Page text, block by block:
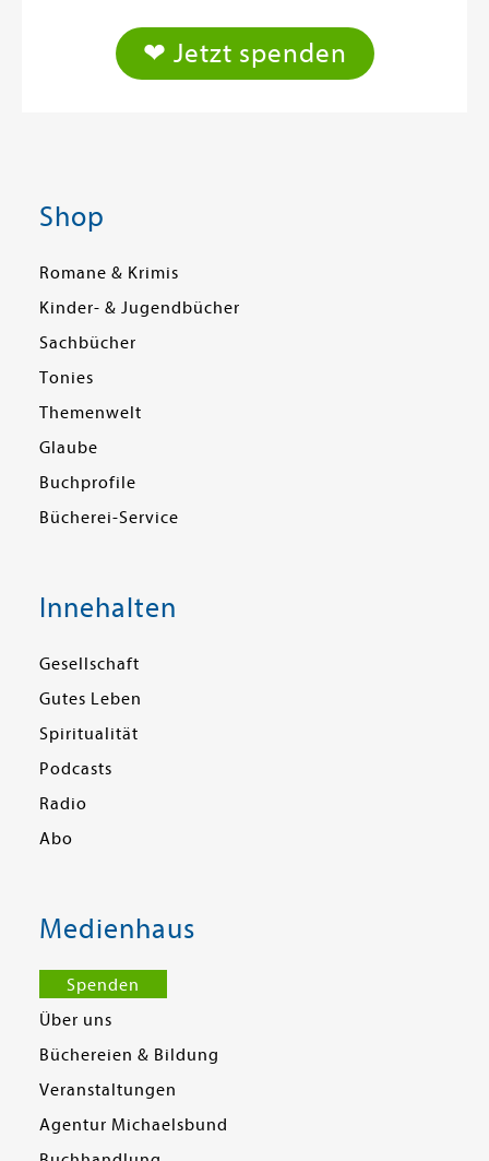
❤ Jetzt spenden
Shop
Romane & Krimis
Kinder- & Jugendbücher
Sachbücher
Tonies
Themenwelt
Glaube
Buchprofile
Bücherei-Service
Innehalten
Gesellschaft
Gutes Leben
Spiritualität
Podcasts
Radio
Abo
Medienhaus
Spenden
Über uns
Büchereien & Bildung
Veranstaltungen
Agentur Michaelsbund